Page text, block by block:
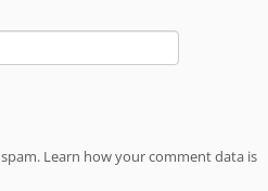
Learn how your comment data is